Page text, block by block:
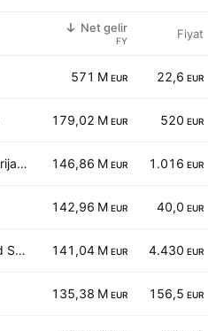
Net gelir
FY Fiyat
571 M EUR 22,6 EUR
179,02 M EUR 520 EUR
KONCAR - Elektroindustrija d.d. 146,86 M EUR 1.016 EUR
142,96 M EUR 40,0 EUR
Koncar - Distribution and Special Transformers, Inc. 141,04 M EUR 4.430 EUR
135,38 M EUR 156,5 EUR